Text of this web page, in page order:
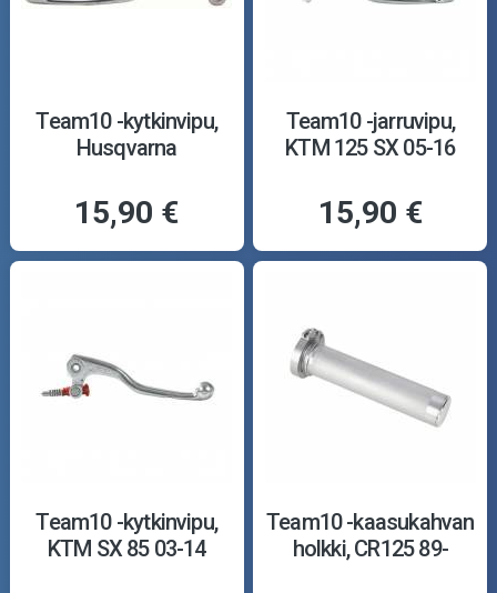
Team10 -kytkinvipu,
Husqvarna
15,90 €
Team10 -jarruvipu,
KTM 125 SX 05-16
15,90 €
Team10 -kytkinvipu,
KTM SX 85 03-14
Team10 -kaasukahvan
holkki, CR125 89-